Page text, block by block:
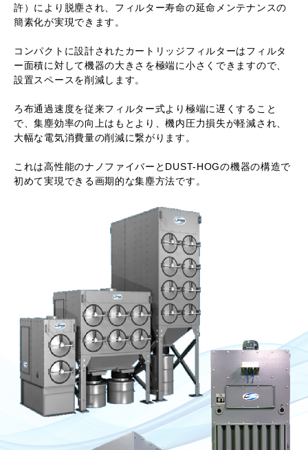
許）により脱塵され、フィルター寿命の延命メンテナンスの
簡素化が実現できます。
コンパクトに設計されたカートリッジフィルターはフィルタ
ー面積に対して機器の大きさを極端に小さくできますので、
設置スペースを削減します。
ろ布通過速度を従来フィルター式より極端に遅くすること
で、集塵効率の向上はもとより、機内圧力損失が軽減され、
大幅な電気消費量の削減に繋がります。
これは高性能のナノファイバーとDUST-HOGの機器の構造で
初めて実現できる画期的な集塵方法です。